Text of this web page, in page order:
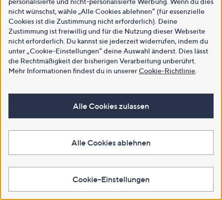
nicht wünschst, wähle „Alle Cookies ablehnen“ (für essenzielle
Cookies ist die Zustimmung nicht erforderlich). Deine
Zustimmung ist freiwillig und für die Nutzung dieser Webseite
nicht erforderlich. Du kannst sie jederzeit widerrufen, indem du
unter „Cookie-Einstellungen“ deine Auswahl änderst. Dies lässt
die Rechtmäßigkeit der bisherigen Verarbeitung unberührt.
Mehr Informationen findest du in unsererCookie-Richtlinie
Alle Cookies zulassen
Alle Cookies ablehnen
Cookie-Einstellungen